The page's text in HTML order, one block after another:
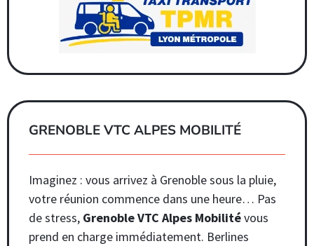
GRENOBLE VTC ALPES MOBILITÉ
Imaginez : vous arrivez à Grenoble sous la pluie,
votre réunion commence dans une heure… Pas
de stress, Grenoble VTC Alpes Mobilitévous
prend en charge immédiatement. Berlines